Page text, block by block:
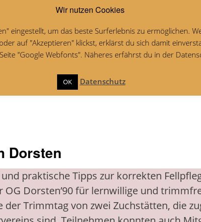
Der Förderverein Irish in Not
Dorsten
praktische Tipps zur korrekten
OG Dorsten’90 für lernwillige und
Trimmtag von zwei Zuchstätten, die
Wir nutzen Cookies
eingestellt, um das beste Surferlebnis zu ermöglichen.
auf "Akzeptieren" klickst, erklärst du sich damit
"Google Webfonts". Näheres erfährst du in der
OK Datenschutz